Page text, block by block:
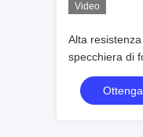
Video
Alta
specchiera di
design